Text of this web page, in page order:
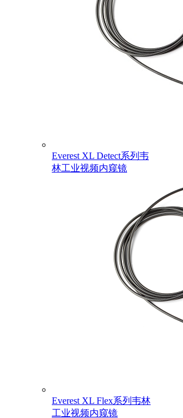
Everest XL Detect系列韦
林工业视频内窥镜
Everest XL Flex系列韦林
工业视频内窥镜